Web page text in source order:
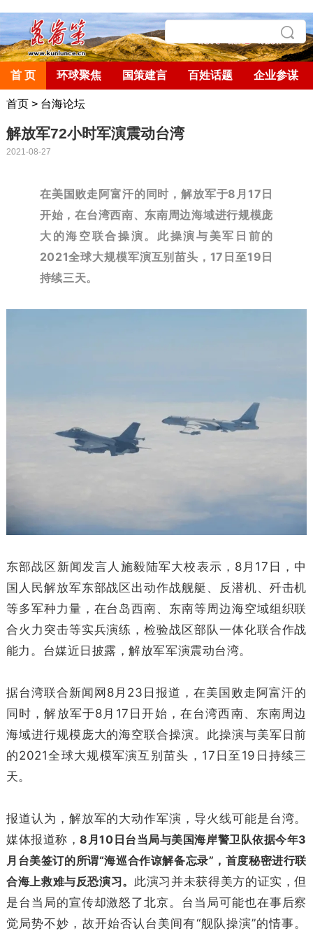
首 页 环球聚焦 国策建言 百姓话题 企业参谋
首页> 台海论坛
解放军72小时军演震动台湾
2021-08-27
在美国败走阿富汗的同时，解放军于8月17日
开始，在台湾西南、东南周边海域进行规模庞
大的海空联合操演。此操演与美军日前的
2021全球大规模军演互别苗头，17日至19日
持续三天。
东部战区新闻发言人施毅陆军大校表示，8月17日，中
国人民解放军东部战区出动作战舰艇、反潜机、歼击机
等多军种力量，在台岛西南、东南等周边海空域组织联
合火力突击等实兵演练，检验战区部队一体化联合作战
能力。台媒近日披露，解放军军演震动台湾。
据台湾联合新闻网8月23日报道，在美国败走阿富汗的
同时，解放军于8月17日开始，在台湾西南、东南周边
海域进行规模庞大的海空联合操演。此操演与美军日前
的2021全球大规模军演互别苗头，17日至19日持续三
天。
报道认为，解放军的大动作军演，导火线可能是台湾。
媒体报道称，8月10日台当局与美国海岸警卫队依据今年3
月台美签订的所谓“海巡合作谅解备忘录”，首度秘密进行联
合海上救难与反恐演习。 此演习并未获得美方的证实，但
是台当局的宣传却激怒了北京。台当局可能也在事后察
觉局势不妙，故开始否认台美间有“舰队操演”的情事。